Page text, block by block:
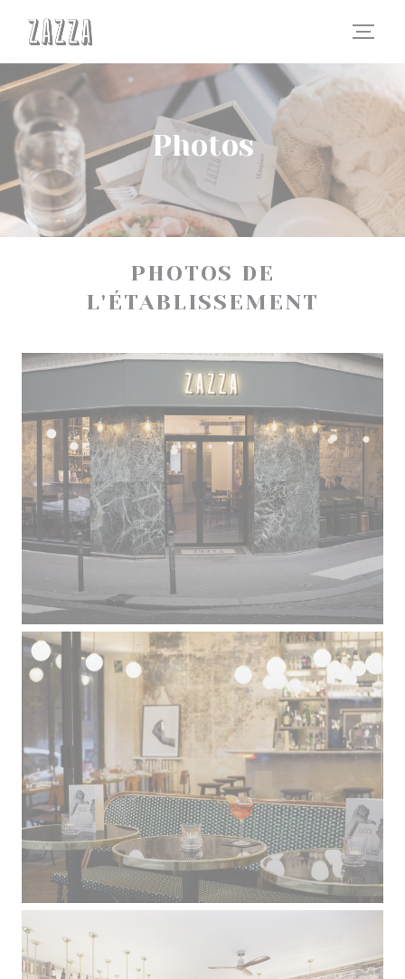
Photos
PHOTOS DE
L'ÉTABLISSEMENT